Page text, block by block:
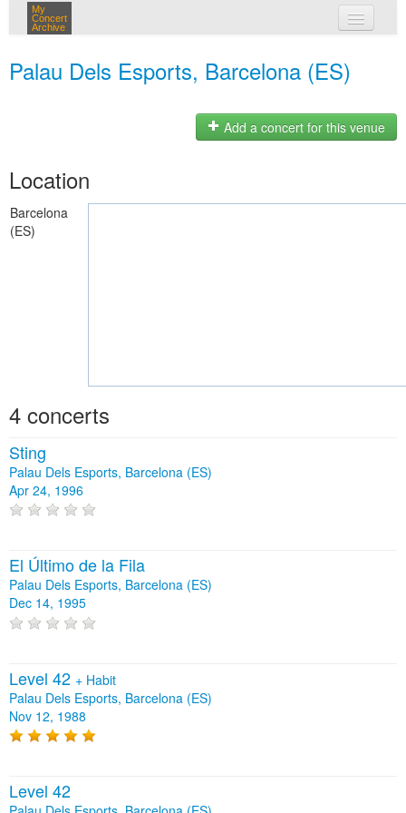
My
Concert
Archive
Palau Dels Esports, Barcelona (ES)
Add a concert for this venue
Location
Barcelona
(ES)
4 concerts
Sting
Palau Dels Esports, Barcelona (ES)
Apr 24, 1996
El Último de la Fila
Palau Dels Esports, Barcelona (ES)
Dec 14, 1995
Level 42 + Habit
Palau Dels Esports, Barcelona (ES)
Nov 12, 1988
Level 42